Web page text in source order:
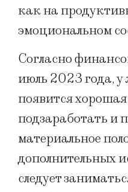
как на
эмоциональном
Согласно
июль 2023 года,
появится
подзаработать и
материальное
дополнительных
следует